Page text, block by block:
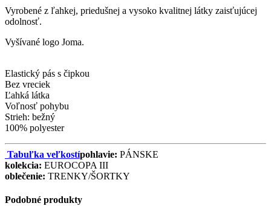
Vyrobené z ľahkej, priedušnej a vysoko kvalitnej látky zaisťujúcej
odolnosť.
Vyšívané logo Joma.
Elastický pás s čipkou
Bez vreciek
Ľahká látka
Voľnosť pohybu
Strieh: bežný
100% polyester
Tabuľka veľkostípohlavie: PÁNSKE
kolekcia: EUROCOPA III
oblečenie: TRENKY/ŠORTKY
Podobné produkty